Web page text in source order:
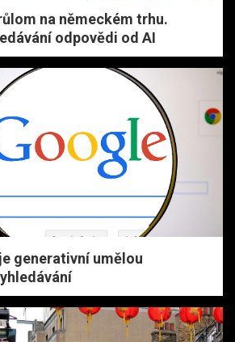
na německém trhu.
odpovědi od AI
generativní umělou